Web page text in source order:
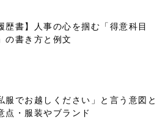
歴書】人事の心を掴む「得意科目
の書き方と例文
服でお越しください」と言う意図と
点・服装やブランド